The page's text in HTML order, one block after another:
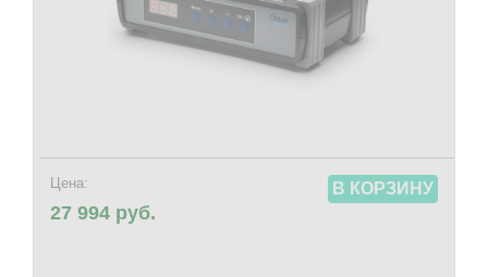
Цена:
27 994 руб.
В КОРЗИНУ